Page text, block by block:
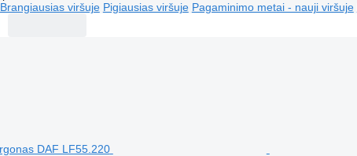
Brangiausias viršuje Pigiausias viršuje Pagaminimo metai - nauji viršuje